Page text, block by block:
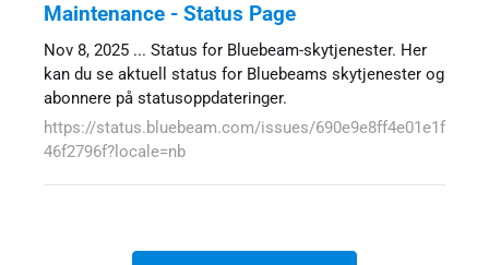
Maintenance - Status Page
Nov 8, 2025 ... Status for Bluebeam-skytjenester. Her
kan du se aktuell status for Bluebeams skytjenester og
abonnere på statusoppdateringer.
https://status.bluebeam.com/issues/690e9e8ff4e01e1f
46f2796f?locale=nb